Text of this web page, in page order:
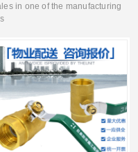
in one of the manufacturing